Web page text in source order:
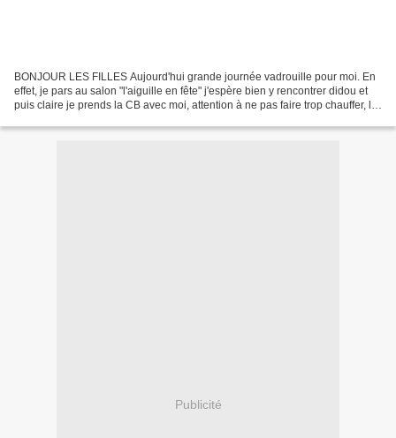
BONJOUR LES FILLES Aujourd'hui grande journée vadrouille pour moi. En
effet, je pars au salon "l'aiguille en fête" j'espère bien y rencontrer didou et
puis claire je prends la CB avec moi, attention à ne pas faire trop chauffer, lol
Publicité